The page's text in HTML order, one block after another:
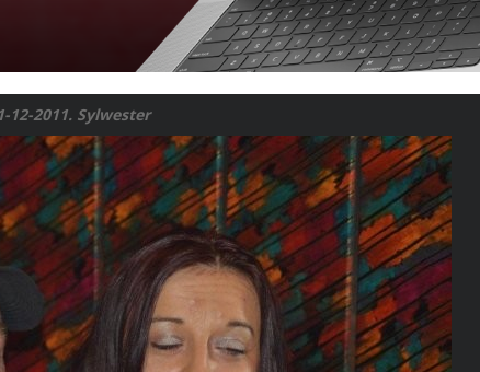
12-2011. Sylwester